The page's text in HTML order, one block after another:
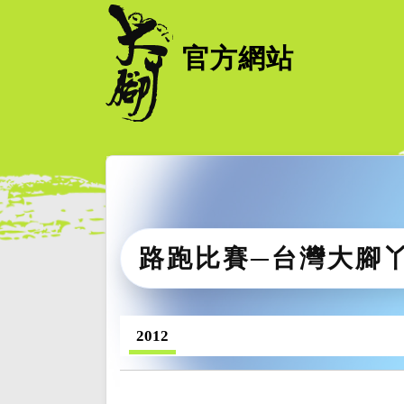
官方網站
路跑比賽─台灣大腳
2012